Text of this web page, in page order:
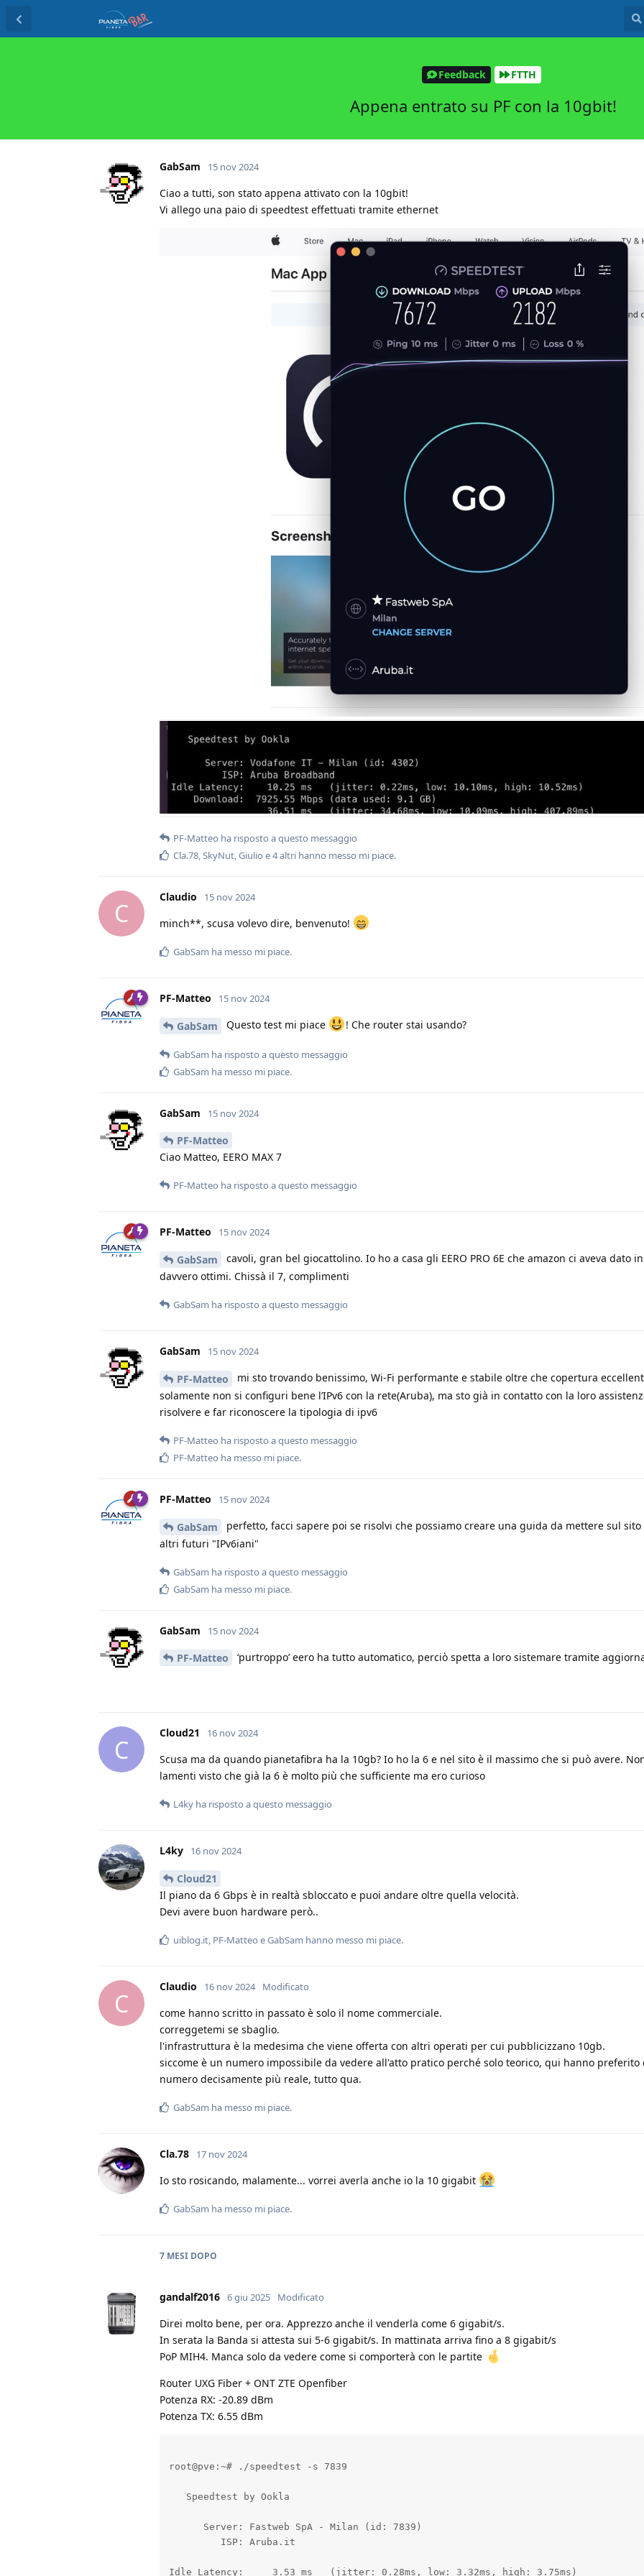
Feedback FTTH
Appena entrato su PF con la 10gbit!
GabSam 15 nov 2024
Ciao a tutti, son stato appena attivato con la 10gbit!
Vi allego una paio di speedtest effettuati tramite ethernet
PF-Matteo ha risposto a questo messaggio
Cla.78,SkyNut,Giulio e4altri hanno messo mi piace.
C
Claudio 15 nov 2024
minch**, scusa volevo dire, benvenuto!
GabSam ha messo mi piace.
PF-Matteo 15 nov 2024
GabSam Questo test mi piace ! Che router stai usando?
GabSam ha risposto a questo messaggio
GabSam ha messo mi piace.
GabSam 15 nov 2024
PF-Matteo
Ciao Matteo, EERO MAX 7
PF-Matteo ha risposto a questo messaggio
PF-Matteo 15 nov 2024
GabSam
cavoli, gran bel giocattolino. Io ho a casa gli EERO PRO 6E che amazon ci aveva dato
davvero ottimi. Chissà il 7, complimenti
GabSam ha risposto a questo messaggio
GabSam 15 nov 2024
PF-Matteo
mi sto trovando benissimo, Wi-Fi performante e stabile oltre che copertura
solamente non si configuri bene l’IPv6 con la rete(Aruba), ma sto già in contatto con la loro
risolvere e far riconoscere la tipologia di ipv6
PF-Matteo ha risposto a questo messaggio
PF-Matteo ha messo mi piace.
PF-Matteo 15 nov 2024
GabSam
perfetto, facci sapere poi se risolvi che possiamo creare una guida da mettere sul
altri futuri "IPv6iani"
GabSam ha risposto a questo messaggio
GabSam ha messo mi piace.
GabSam 15 nov 2024
PF-Matteo ‘purtroppo’ eero ha tutto automatico, perciò spetta a loro sistemare tramite
C
Cloud21 16 nov 2024
Scusa ma da quando pianetafibra ha la 10gb? Io ho la 6 e nel sito è il massimo che si può avere.
lamenti visto che già la 6 è molto più che sufficiente ma ero curioso
L4ky ha risposto a questo messaggio
L4ky 16 nov 2024
Cloud21
Il piano da 6 Gbps è in realtà sbloccato e puoi andare oltre quella velocità.
Devi avere buon hardware però..
uiblog.it, PF-Matteo eGabSam hanno messo mi piace.
C
Claudio 16 nov 2024 Modificato
come hanno scritto in passato è solo il nome commerciale.
correggetemi se sbaglio.
l'infrastruttura è la medesima che viene offerta con altri operati per cui pubblicizzano 10gb.
siccome è un numero impossibile da vedere all'atto pratico perché solo teorico, qui hanno preferito
numero decisamente più reale, tutto qua.
GabSam ha messo mi piace.
Cla.78 17 nov 2024
Io sto rosicando, malamente... vorrei averla anche io la 10 gigabit
GabSam ha messo mi piace.
7 MESI DOPO
gandalf2016 6 giu 2025 Modificato
Direi molto bene, per ora. Apprezzo anche il venderla come 6 gigabit/s.
In serata la Banda si attesta sui 5-6 gigabit/s. In mattinata arriva fino a 8 gigabit/s
PoP MIH4. Manca solo da vedere come si comporterà con le partite
Router UXG Fiber + ONT ZTE Openfiber
Potenza RX: -20.89 dBm
Potenza TX: 6.55 dBm
root@pve:~# ./speedtest -s 7839
   Speedtest by Ookla
      Server: Fastweb SpA - Milan (id: 7839)
         ISP: Aruba.it
Idle Latency:     3.53 ms   (jitter: 0.28ms, low: 3.32ms, high: 3.75ms)